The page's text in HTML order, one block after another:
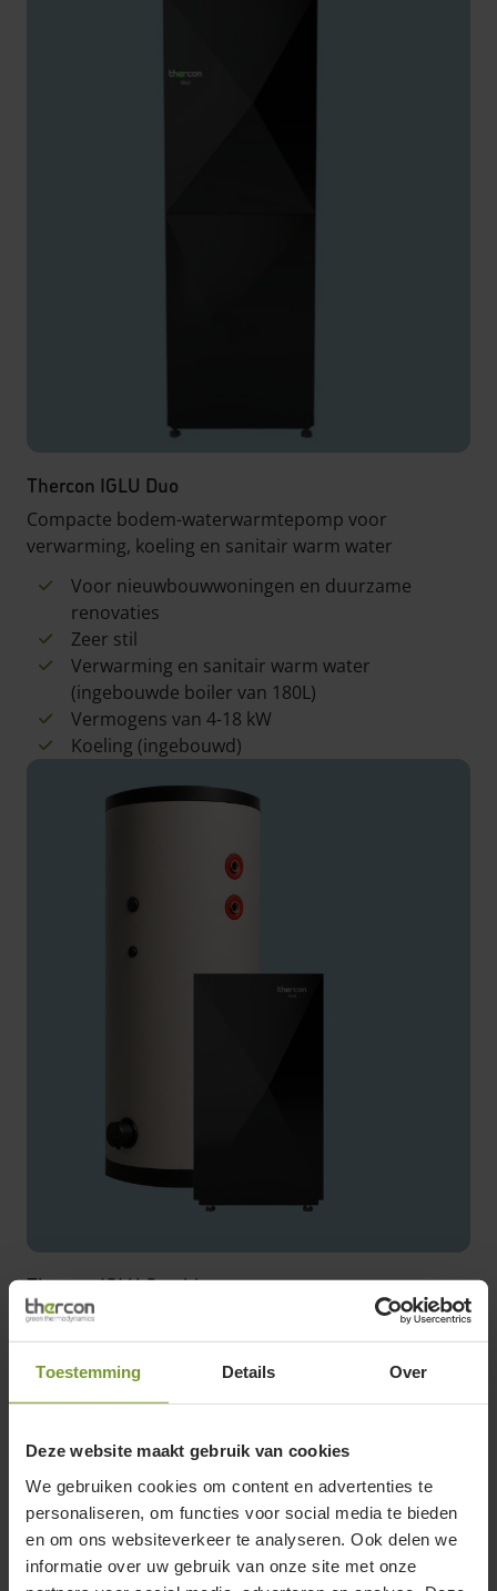
Toestemming Details Over
Deze website maakt gebruik van cookies
We gebruiken cookies om content en advertenties te
personaliseren, om functies voor social media te bieden
en om ons websiteverkeer te analyseren. Ook delen we
informatie over uw gebruik van onze site met onze
Thercon IGLU Duo
Compacte bodem-waterwarmtepomp voor
verwarming, koeling en sanitair warm water
Voor nieuwbouwwoningen en duurzame
renovaties
Zeer stil
Verwarming en sanitair warm water
(ingebouwde boiler van 180L)
Vermogens van 4-18 kW
Koeling (ingebouwd)
Thercon IGLU Combi
Bodem-waterwarmtepomp die comfortoplossing
biedt voor verwarming, koeling en sanitair warm
water voor grotere gezinnen
Voor nieuwbouwwoningen en duurzame
renovaties
Verwarming en sanitair warm water (externe
boiler van 300 of 500L)
Vermogens van 7-18 kW
Koeling (ingebouwd)